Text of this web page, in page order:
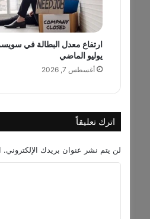
م
.
.
ف
ك
ع
د
س
ا
ارتفاع معدل البطالة في
يوليو الماضي
أغسطس 7, 2026
اترك تعليقاً
لن يتم نشر عنوان بريدك الإلكتروني.